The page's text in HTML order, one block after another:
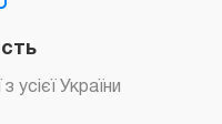
усієї України